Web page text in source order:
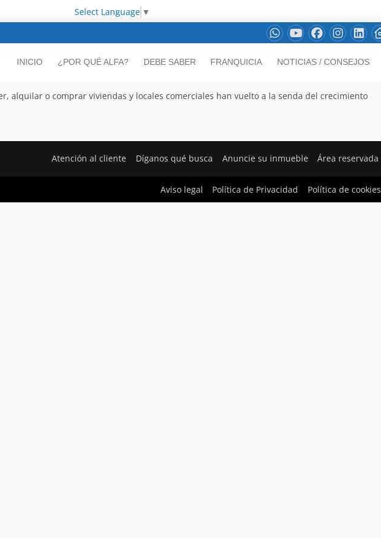
Select Language ▼
INICIO ¿POR QUÉ ALFA? DEBE SABER FRANQUICIA NOTICIAS / CONSEJOS
alquilar o comprar viviendas y locales comerciales han vuelto a la senda del crecimiento
Atención al cliente Díganos qué busca Anuncie su inmueble Área reservada
Aviso legal Política de Privacidad Política de cookies